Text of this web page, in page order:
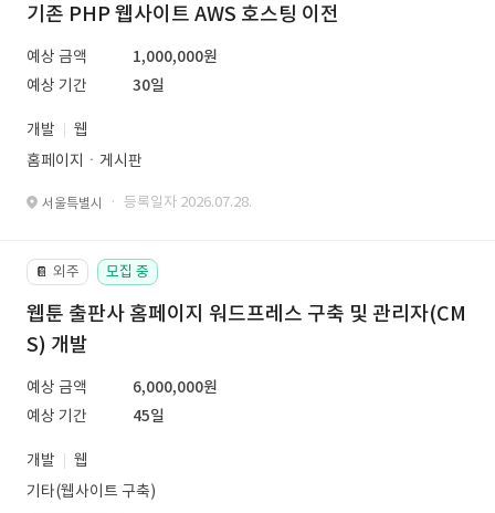
기존 PHP 웹사이트 AWS 호스팅 이전
예상 금액
1,000,000원
예상 기간
30일
개발
웹
홈페이지ㆍ게시판
서울특별시 · 등록일자 2026.07.28.
📔 외주 모집 중
웹툰 출판사 홈페이지 워드프레스 구축 및 관리자(CM
S) 개발
예상 금액
6,000,000원
예상 기간
45일
개발
웹
기타(웹사이트 구축)